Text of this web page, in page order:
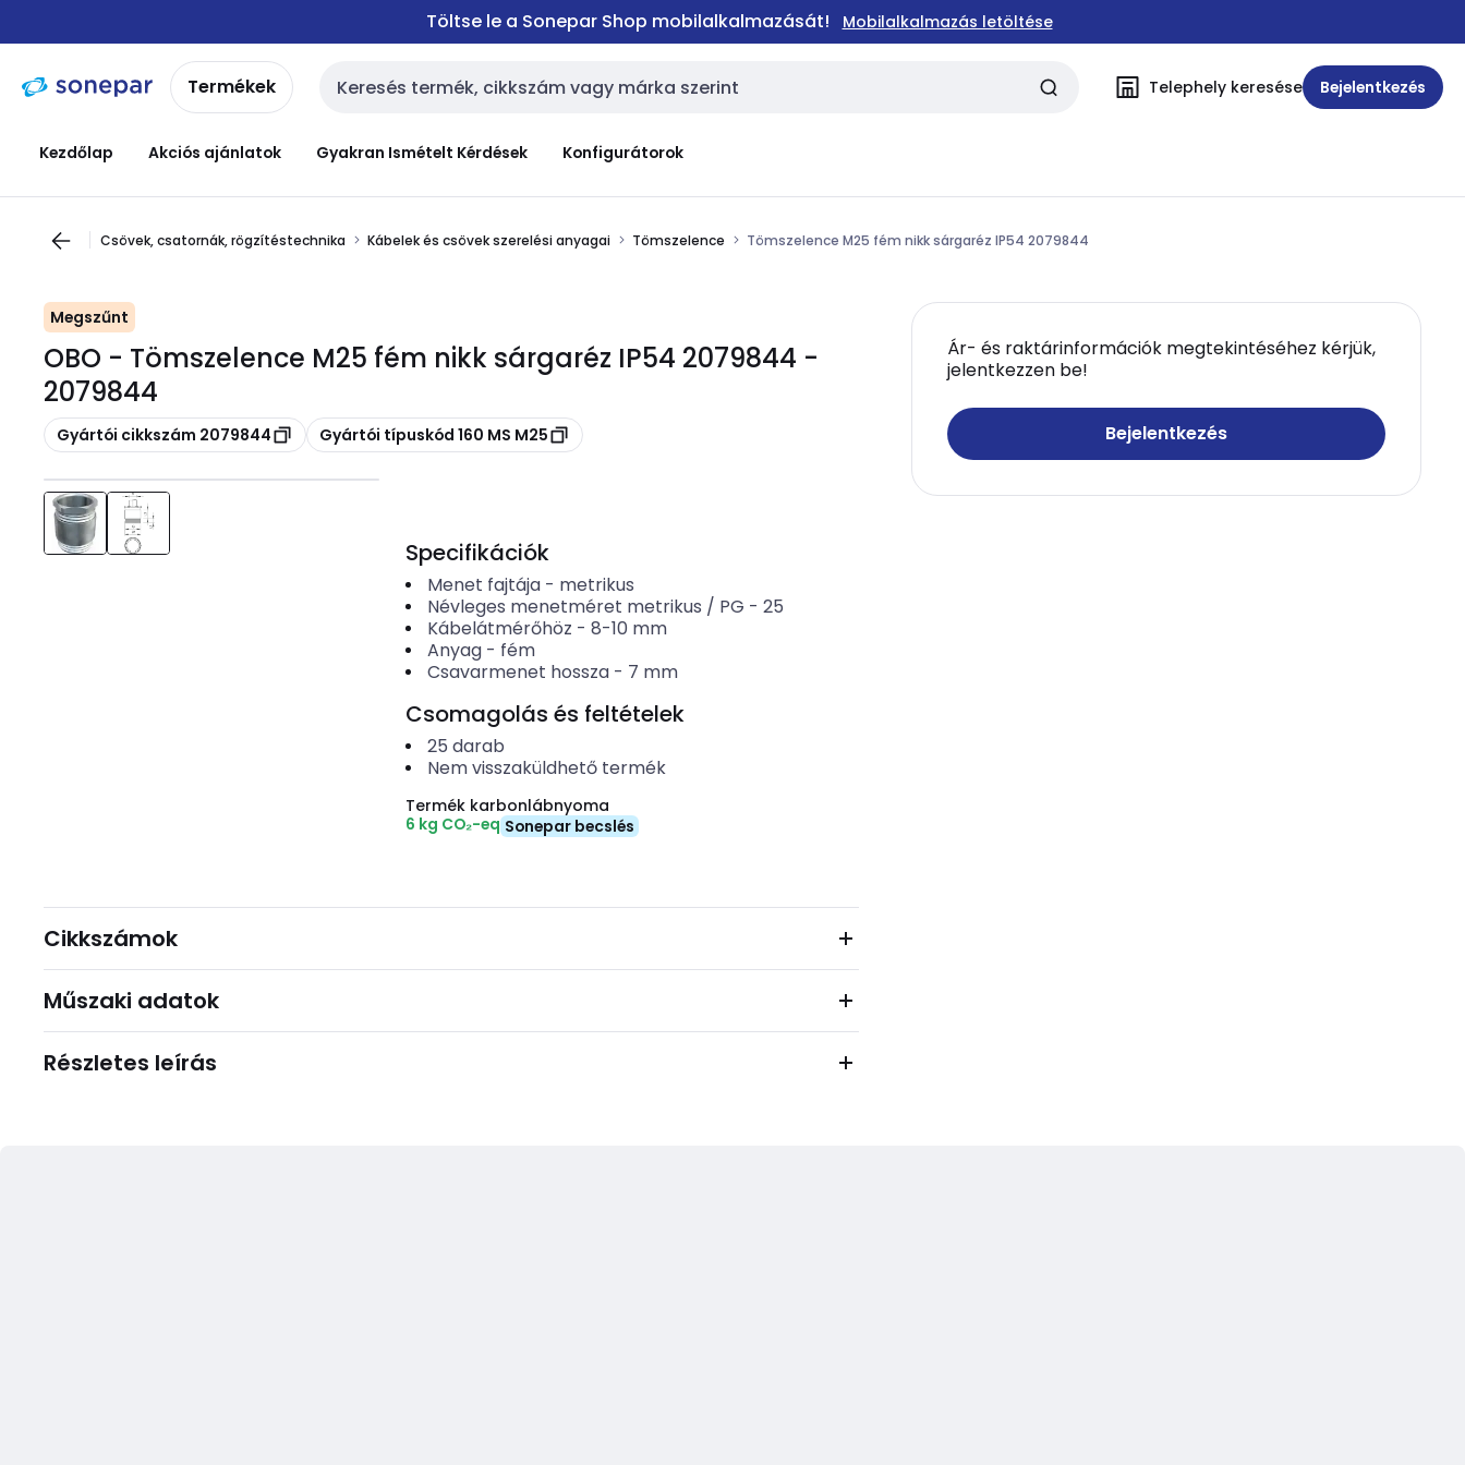
navigációhoztartalomra
Töltse le a Sonepar Shop mobilalkalmazását! Mobilalkalmazás letöltése
Termékek Keresési bemenet Telephely keresése Bejelentkezés
Kezdőlap Akciós ajánlatok Gyakran Ismételt Kérdések Konfigurátorok
Csövek, csatornák, rögzítéstechnika Kábelek és csövek szerelési anyagai Tömszelence Tömszelence M25 fém nikk sárgaréz IP54 2079844
Megszűnt
OBO - Tömszelence M25 fém nikk sárgaréz IP54 2079844 -
2079844
Másolás
Gyártói cikkszám 2079844 Másolás
Gyártói típuskód 160 MS M25
Ár- és raktárinformációk megtekintéséhez kérjük,
jelentkezzen be!
Bejelentkezés
Specifikációk
Menet fajtája- metrikus
Névleges menetméret metrikus / PG - 25
Kábelátmérőhöz - 8-10 mm
Anyag- fém
Csavarmenet hossza- 7 mm
Csomagolás és feltételek
25 darab
Nem visszaküldhető termék
Termék karbonlábnyoma
6 kg CO₂-eq Sonepar becslés
Cikkszámok
Műszaki adatok
Részletes leírás